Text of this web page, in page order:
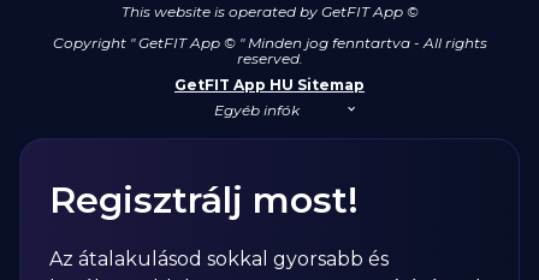
This website is operated by GetFIT App ©
Copyright " GetFIT App © " Minden jog fenntartva - All rights
reserved.
GetFIT App HU Sitemap
Egyéb infók
Regisztrálj most!
Az átalakulásod sokkal gyorsabb és